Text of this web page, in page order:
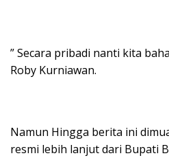
” Secara pribadi nanti kita
Roby Kurniawan.
Namun Hingga berita ini
resmi lebih lanjut dari Bupati